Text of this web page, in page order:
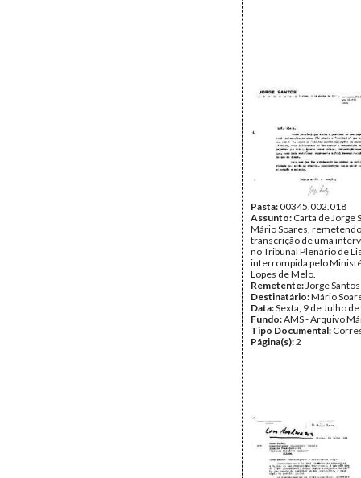
Pasta:00345.002.018
Assunto: Carta de Jorge
Mário Soares,
transcrição de uma
no Tribunal Plenário de
interrompida pelo
Lopes de Melo.
Remetente:Jorge Santos
Destinatário:Mário
Data:Sexta, 9 de Julho
Fundo:AMS - Arquivo
Tipo Documental:
Página(s):2